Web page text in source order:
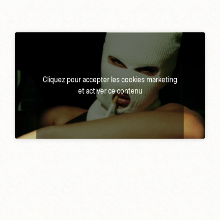
Cliquez pour accepter les cookies marketing
et activer ce contenu